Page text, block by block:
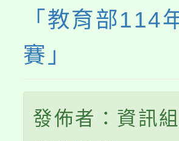
程，歡迎學
心理、諮商
「教育部114
賽」
發佈者：資訊